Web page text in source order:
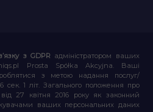
з GDPR адміністратором ваших
Prosta Spółka Akcyjna. Ваші
з метою надання послуг/
сек. 1 літ. Загального положення про
27 квітня 2016 року як законний
ваших персональних даних